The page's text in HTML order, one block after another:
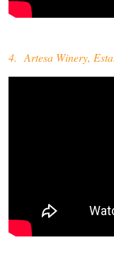
4. Artesa Winery,